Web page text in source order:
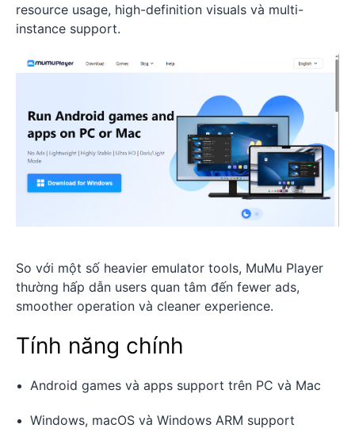
resource usage, high-definition visuals và multi-
instance support.
So với một số heavier emulator tools, MuMu Player
thường hấp dẫn users quan tâm đến fewer ads,
smoother operation và cleaner experience.
Tính năng chính
Android games và apps support trên PC và Mac
Windows, macOS và Windows ARM support